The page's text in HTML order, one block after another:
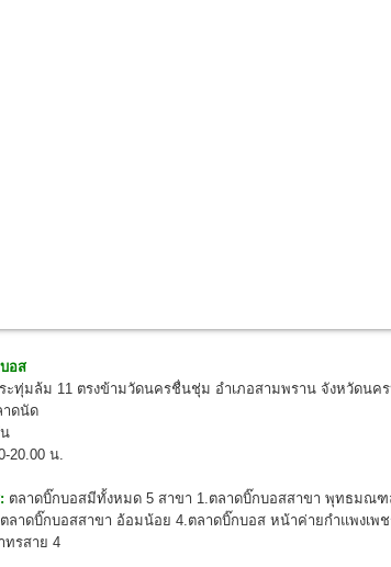
อส
ะทุ่มล้ม 11 ตรงข้ามวัดนครชื่นชุ่ม อำเภอสามพราน จังหวัดนค
าดนัด
20.00 น.
ตลาดบิ๊กบอสมีทั้งหมด 5 สาขา 1.ตลาดบิ๊กบอสสาขา พุทธมณฑ
ลาดบิ๊กบอสสาขา อ้อมน้อย 4.ตลาดบิ๊กบอส หน้าค่ายกำแพงเพ
ทรสาย 4